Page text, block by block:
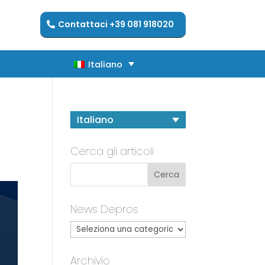
Contattaci +39 081 918020
Italiano
Italiano
Italiano
Cerca gli articoli
News Depros
Archivio